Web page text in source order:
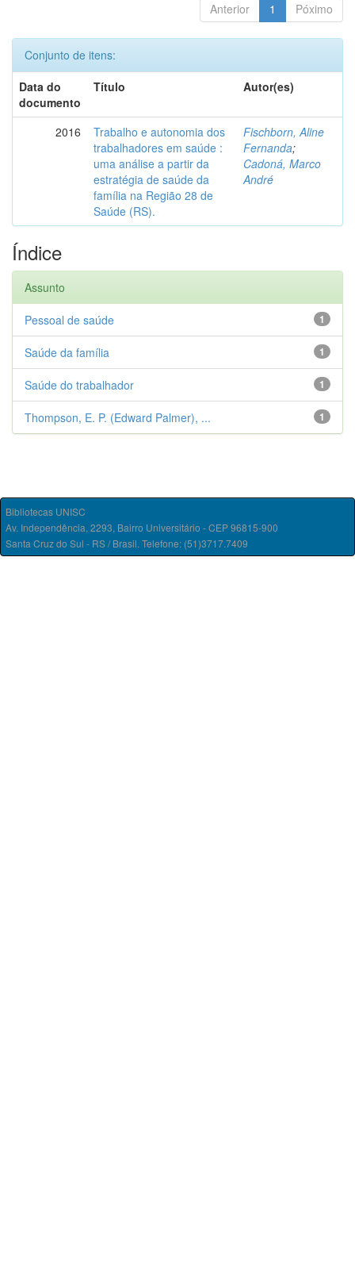
Anterior 1 Póximo
Conjunto de itens:
Data do
documento
Título Autor(es)
2016
Trabalho e autonomia dos
trabalhadores em saúde :
uma análise a partir da
estratégia de saúde da
família na Região 28 de
Saúde (RS).
Fischborn, Aline
Fernanda;
Cadoná, Marco
André
Índice
Assunto
1
Pessoal de saúde
1
Saúde da família
1
Saúde do trabalhador
1
Thompson, E. P. (Edward Palmer), ...
Bibliotecas UNISC
Av. Independência, 2293, Bairro Universitário - CEP 96815-900
Santa Cruz do Sul - RS / Brasil. Telefone: (51)3717.7409